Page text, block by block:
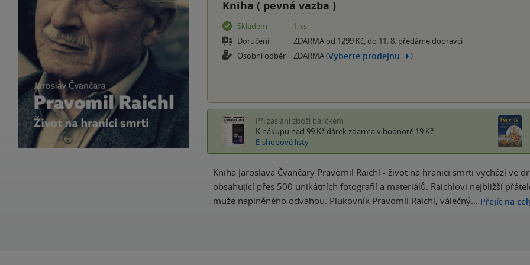
Kniha ( pevná vazba )
Skladem
1 ks
Doručení
ZDARMA od 1299 Kč, do 11. 8. předáme dopravci
Osobní odběr
ZDARMA (Vyberte prodejnu )
Při zaslání zboží balíčkem
K nákupu nad 99 Kč dárek zdarma v hodnotě 19 Kč
E-shopové listy
Kniha Jaroslava Čvančary Pravomil Raichl - život na hranici smrti vychází ve
obsahující přes 500 unikátních fotografií a materiálů. Raichlovi nejbližší
muže naplněného odvahou. Plukovník Pravomil Raichl, válečný… Přejít na